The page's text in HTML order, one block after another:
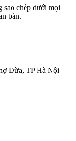
chép dưới mọi
bản.
Dừa, TP Hà Nội